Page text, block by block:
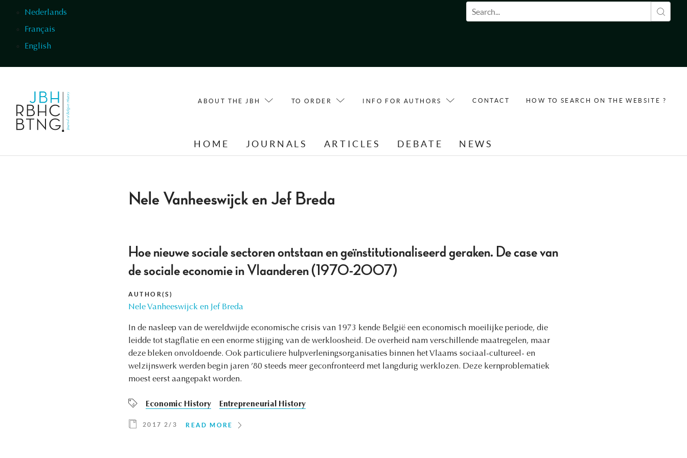
Nederlands
Français
English
Search form
ABOUT THE JBH TO ORDER INFO FOR AUTHORS CONTACT HOW TO SEARCH ON THE WEBSITE ?
HOME JOURNALS ARTICLES DEBATE NEWS
Nele Vanheeswijck en Jef Breda
Hoe nieuwe sociale sectoren ontstaan en geïnstitutionaliseerd geraken. De case van
de sociale economie in Vlaanderen (1970-2007)
AUTHOR(S)
Nele Vanheeswijck en Jef Breda
In de nasleep van de wereldwijde economische crisis van 1973 kende België een economisch moeilijke periode, die
leidde tot stagflatie en een enorme stijging van de werkloosheid. De overheid nam verschillende maatregelen, maar
deze bleken onvoldoende. Ook particuliere hulpverleningsorganisaties binnen het Vlaams sociaal-cultureel- en
welzijnswerk werden begin jaren ’80 steeds meer geconfronteerd met langdurig werklozen. Deze kernproblematiek
moest eerst aangepakt worden.
Economic History Entrepreneurial History
2017 2/3 READ MORE